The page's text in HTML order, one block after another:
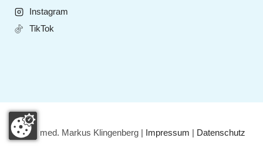
Instagram
TikTok
© Dr. med. Markus Klingenberg | Impressum | Datenschutz